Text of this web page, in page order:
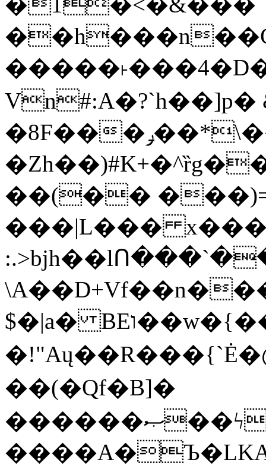
Vn#:A�?`h��]p�
�8F���ݛ��*\��U��S
��(��
���|L���
$�|a� BEו��w�{���;���q�X��d%�������W� hU�(�1�Ū}9�S�F<��i�L3�;�
��(�Qf�B]�
������ޞ��ϟak��r��_39$�8�p���7�2�yIZ�R��x��/